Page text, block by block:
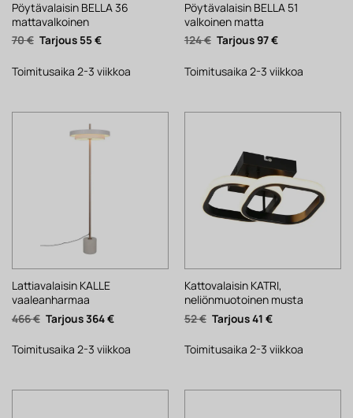
Pöytävalaisin BELLA 36
mattavalkoinen
70€ Alkuperäinen
hinta
70 €.
55€Nykyinen
55 €.
Toimitusaika 2-3 viikkoa
Pöytävalaisin BELLA 51
valkoinen matta
124€ Alkuperäinen
hinta
124 €.
97€Nykyinen
97 €.
Toimitusaika 2-3 viikkoa
Lattiavalaisin KALLE
vaaleanharmaa
466€ Alkuperäinen
hinta
466 €.
364€Nykyinen
364 €.
Toimitusaika 2-3 viikkoa
Kattovalaisin KATRI,
neliönmuotoinen musta
52€ Alkuperäinen
hinta
52 €.
41 €Nykyinen
41 €.
Toimitusaika 2-3 viikkoa